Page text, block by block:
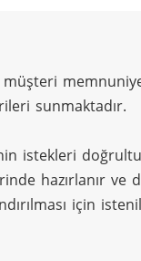
müşteri
sunmaktadır.
istekleri
hazırlanır ve
için